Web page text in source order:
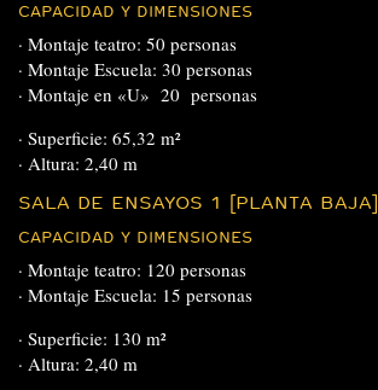
CAPACIDAD Y DIMENSIONES
· Montaje teatro: 50 personas
· Montaje Escuela: 30 personas
· Montaje en «U» 20 personas
· Superficie: 65,32 m²
· Altura: 2,40 m
SALA DE ENSAYOS 1 [PLANTA BAJA]
CAPACIDAD Y DIMENSIONES
· Montaje teatro: 120 personas
· Montaje Escuela: 15 personas
· Superficie: 130 m²
· Altura: 2,40 m